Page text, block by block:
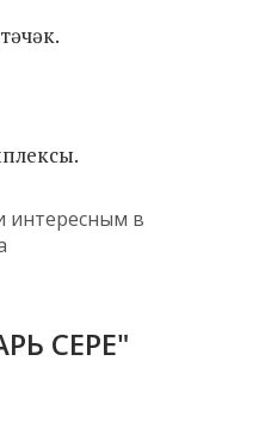
интересным в
СЕРЕ"